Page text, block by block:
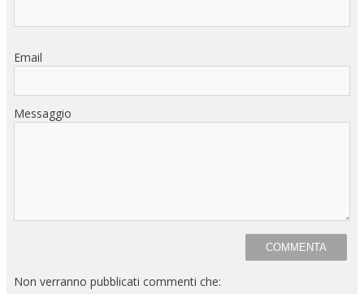
Email
Messaggio
Non verranno pubblicati commenti che: